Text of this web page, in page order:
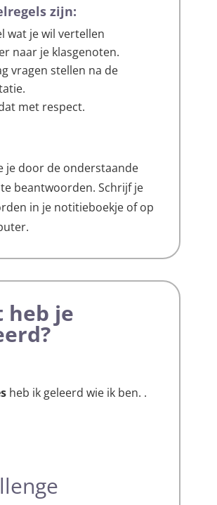
zijn:
wat je wil vertellen
naar je klasgenoten.
vragen stellen na de
met respect.
je door de onderstaande
beantwoorden. Schrijf je
in je notitieboekje of op
heb je
heb ik geleerd wie ik ben. .